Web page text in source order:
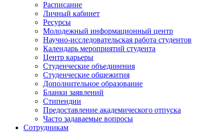
Расписание
Личный кабинет
Ресурсы
Молодежный информационный центр
Научно-исследовательская работа студентов
Календарь мероприятий студента
Центр карьеры
Студенческие объединения
Студенческие общежития
Дополнительное образование
Бланки заявлений
Стипендии
Предоставление академического отпуска
Часто задаваемые вопросы
Сотрудникам